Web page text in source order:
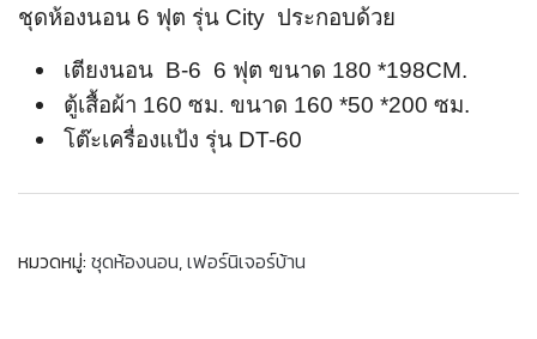
ชุดห้องนอน 6 ฟุต รุ่น City ประกอบด้วย
เตียงนอน B-6 6 ฟุต ขนาด 180 *198CM.
ตู้เสื้อผ้า 160 ซม. ขนาด 160 *50 *200 ซม.
โต๊ะเครื่องแป้ง รุ่น DT-60
หมวดหมู่: ชุดห้องนอน,เฟอร์นิเจอร์บ้าน